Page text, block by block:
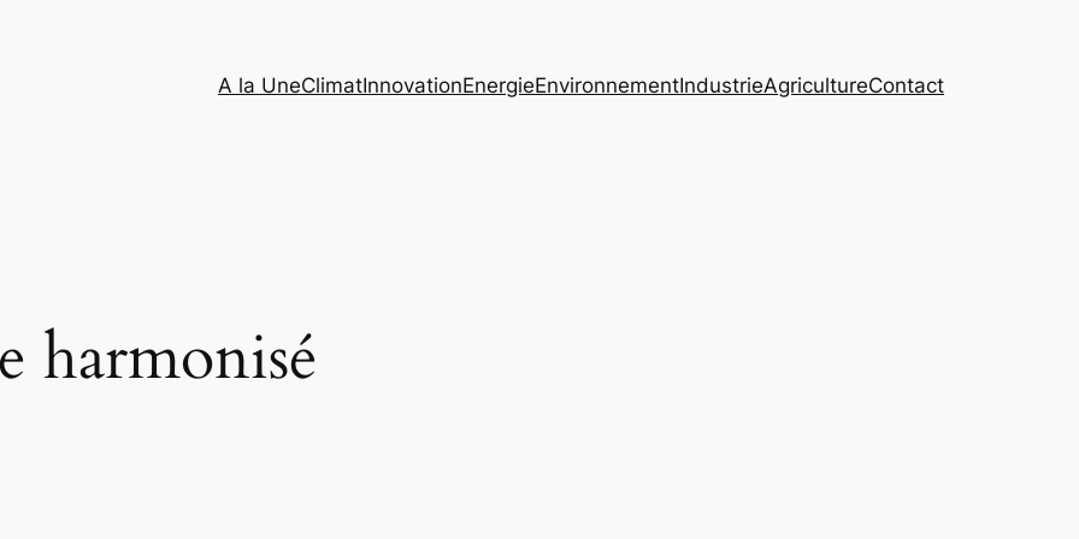
A la UneClimatInnovationEnergieEnvironnementIndustrieAgricultureContact
harmonisé